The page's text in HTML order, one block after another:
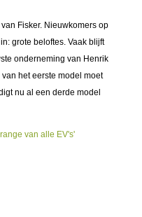
Fisker. Nieuwkomers op
grote beloftes. Vaak blijft
onderneming van Henrik
het eerste model moet
nu al een derde model
van alle EV's'